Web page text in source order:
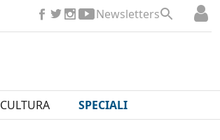
Newsletters
CULTURA SPECIALI